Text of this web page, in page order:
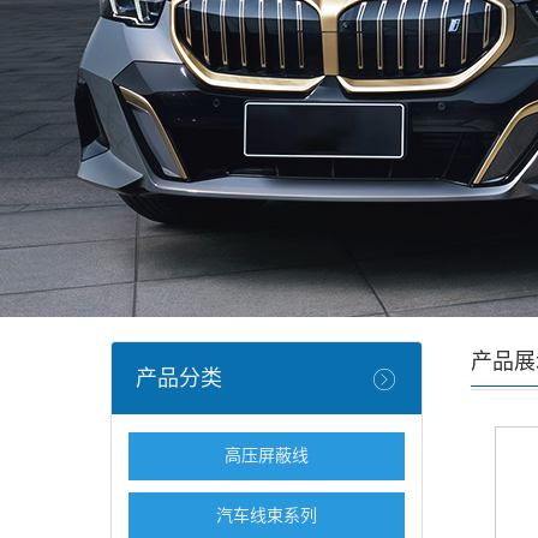
产品分类
高压屏蔽线
汽车线束系列
产品